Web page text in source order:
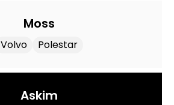
Moss
Volvo Polestar
Askim